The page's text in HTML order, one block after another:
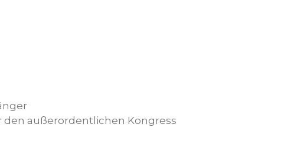
außerordentlichen Kongress